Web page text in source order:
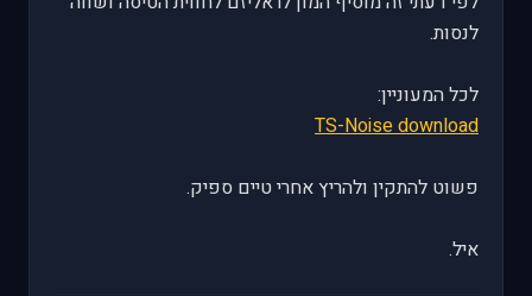
לנסות.
לכל המעוניין:
TS-Noise download
פשוט להתקין ולהריץ אחרי טיים ספיק.
איל.